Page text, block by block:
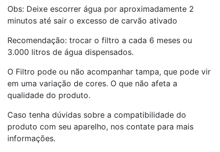
Obs: Deixe escorrer água por aproximadamente 2
minutos até sair o excesso de carvão ativado
Recomendação: trocar o filtro a cada 6 meses ou
3.000 litros de água dispensados.
O Filtro pode ou não acompanhar tampa, que pode vir
em uma variação de cores. O que não afeta a
qualidade do produto.
Caso tenha dúvidas sobre a compatibilidade do
produto com seu aparelho, nos contate para mais
informações.